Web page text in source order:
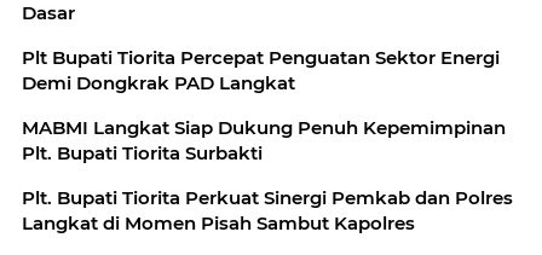
Dasar
Plt Bupati Tiorita Percepat Penguatan Sektor Energi
Demi Dongkrak PAD Langkat
MABMI Langkat Siap Dukung Penuh Kepemimpinan
Plt. Bupati Tiorita Surbakti
Plt. Bupati Tiorita Perkuat Sinergi Pemkab dan Polres
Langkat di Momen Pisah Sambut Kapolres